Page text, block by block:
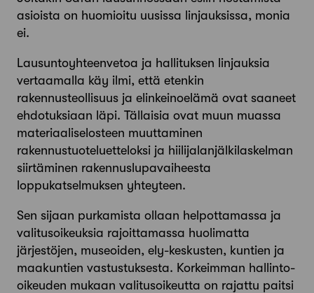
asioista on huo­mioitu uusissa linjauksissa, monia
ei.
Lausuntoyhteenvetoa ja hallituksen linjauksia
vertaamalla käy ilmi, että etenkin
rakennusteollisuus ja elinkeinoelämä ovat saaneet
ehdotuksiaan läpi. Tällaisia ovat muun muassa
materiaaliselosteen muuttaminen
rakennustuoteluetteloksi ja hiili­jalanjälkilaskelman
siirtäminen rakennuslupavaiheesta
loppukatselmuksen yhteyteen.
Sen sijaan purkamista ollaan helpottamassa ja
valitusoikeuksia rajoittamassa huolimatta
järjestöjen, museoiden, ely-keskusten, kuntien ja
maakuntien vastustuksesta. Korkeimman hallinto-
oikeuden mukaan valitusoikeutta on rajattu paitsi